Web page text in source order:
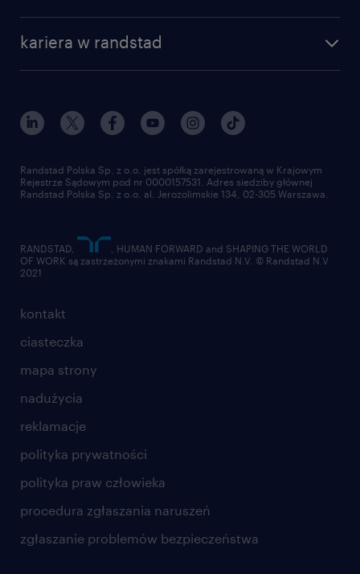
kariera w randstad
kontakt
ciasteczka
mapa strony
nadużycia
reklamacje
polityka prywatności
polityka praw człowieka
procedura zgłaszania naruszeń
zgłaszanie problemów bezpieczeństwa
Randstad Polska Sp. z o.o. jest spółką zarejestrowaną w Krajowym
Rejestrze Sądowym pod nr 0000157531. Adres siedziby głównej
Randstad Polska Sp. z o.o. al. Jerozolimskie 134, 02-305 Warszawa.
RANDSTAD,
, HUMAN FORWARD and SHAPING THE WORLD
OF WORK są zastrzeżonymi znakami Randstad N.V. © Randstad N.V
2021